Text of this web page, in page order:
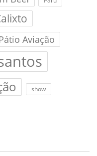
Aviação
show